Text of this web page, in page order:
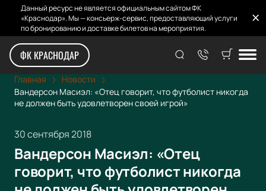
Данный ресурс не является официальным сайтом ФК
«Краснодар». Мы — консьерж-сервис, предоставляющий услуги
по бронированию и доставке билетов на мероприятия.
ФК КРАСНОДАР
Главная
Новости
Вандерсон Масиэл: «Отец говорит, что футболист никогда
не должен быть удовлетворен своей игрой»
30 сентября 2018
Вандерсон Масиэл: «Отец
говорит, что футболист никогда